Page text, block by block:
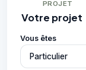
PROJET
Votre projet
Vous êtes